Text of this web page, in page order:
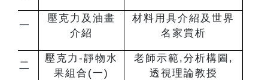
一
壓克力及油畫
介紹
材料用具介紹及世界
名家賞析
二
壓克力-靜物水
果組合(一)
老師示範,分析構圖,
透視理論教授